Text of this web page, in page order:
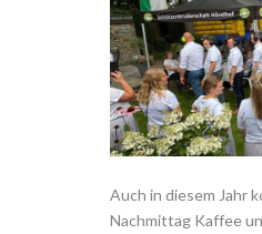
Auch in diesem Jahr
Nachmittag Kaffee